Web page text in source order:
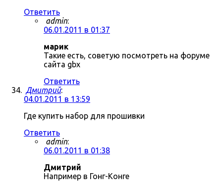
Ответить
admin:
06.01.2011 в 01:37
марик
Такие есть, советую посмотреть на форуме
сайта gbx
Ответить
Дмитрий:
04.01.2011 в 13:59
Где купить набор для прошивки
Ответить
admin:
06.01.2011 в 01:38
Дмитрий
Например в Гонг-Конге